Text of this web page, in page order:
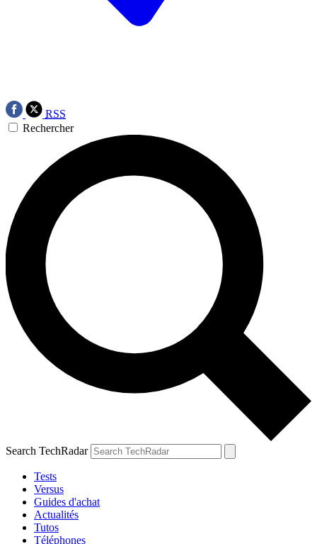
RSS
Rechercher
Search TechRadar
Tests
Versus
Guides d'achat
Actualités
Tutos
Téléphones